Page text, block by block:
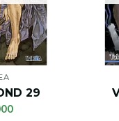
29